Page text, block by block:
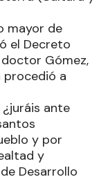
mayor de
el Decreto
doctor Gómez,
procedió a
ante
y por
y
Desarrollo